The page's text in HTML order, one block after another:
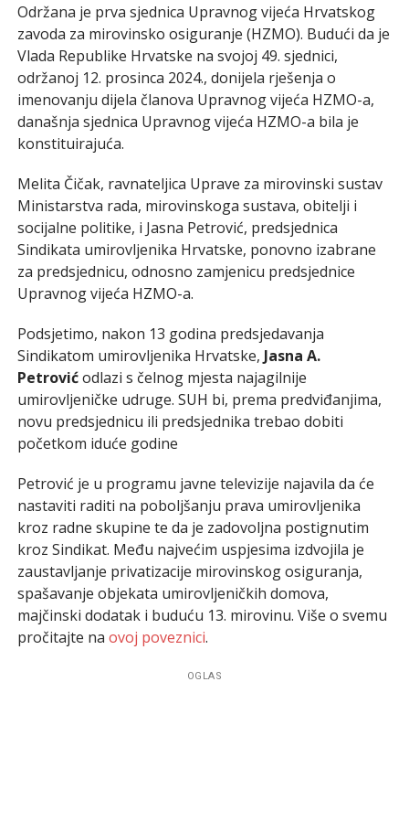
Održana je prva sjednica Upravnog vijeća Hrvatskog
zavoda za mirovinsko osiguranje (HZMO). Budući da je
Vlada Republike Hrvatske na svojoj 49. sjednici,
održanoj 12. prosinca 2024., donijela rješenja o
imenovanju dijela članova Upravnog vijeća HZMO-a,
današnja sjednica Upravnog vijeća HZMO-a bila je
konstituirajuća.
Melita Čičak, ravnateljica Uprave za mirovinski sustav
Ministarstva rada, mirovinskoga sustava, obitelji i
socijalne politike, i Jasna Petrović, predsjednica
Sindikata umirovljenika Hrvatske, ponovno izabrane
za predsjednicu, odnosno zamjenicu predsjednice
Upravnog vijeća HZMO-a.
Podsjetimo, nakon 13 godina predsjedavanja
Sindikatom umirovljenika Hrvatske, Jasna A.
Petrovićodlazi s čelnog mjesta najagilnije
umirovljeničke udruge. SUH bi, prema predviđanjima,
novu predsjednicu ili predsjednika trebao dobiti
početkom iduće godine
Petrović je u programu javne televizije najavila da će
nastaviti raditi na poboljšanju prava umirovljenika
kroz radne skupine te da je zadovoljna postignutim
kroz Sindikat. Među najvećim uspjesima izdvojila je
zaustavljanje privatizacije mirovinskog osiguranja,
spašavanje objekata umirovljeničkih domova,
majčinski dodatak i buduću 13. mirovinu. Više o svemu
pročitajte na ovoj poveznici.
OGLAS